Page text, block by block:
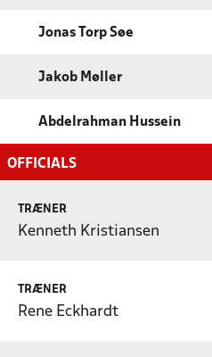
Jonas Torp Søe
Jakob Møller
Abdelrahman Hussein
OFFICIALS
TRÆNER
Kenneth Kristiansen
TRÆNER
Rene Eckhardt